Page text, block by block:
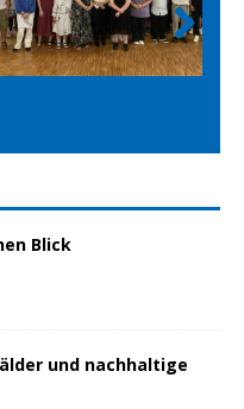
Nex
t
Blick
und nachhaltige